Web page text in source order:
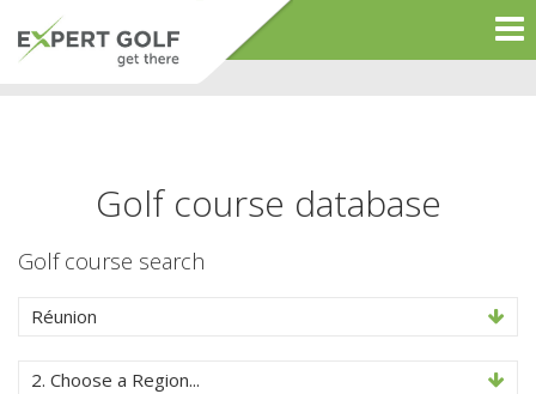
Golf course database
Golf course search
Réunion
2. Choose a Region...